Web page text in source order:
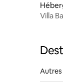
Villa